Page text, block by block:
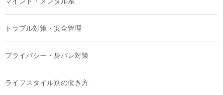
トラブル対策・安全管理
プライバシー・身バレ対策
ライフスタイル別の働き方